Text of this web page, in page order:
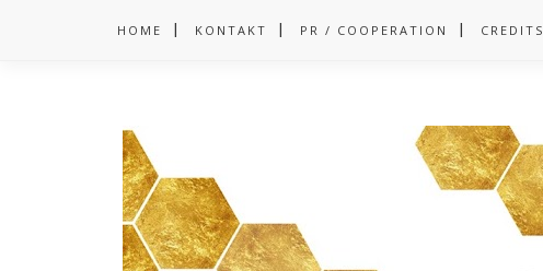
HOME KONTAKT PR / COOPERATION CREDITS